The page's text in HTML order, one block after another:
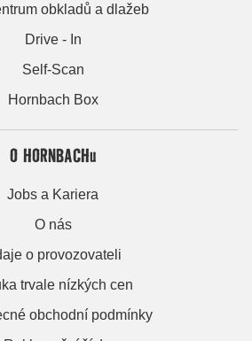
obkladů a dlažeb
Drive - In
Self-Scan
Hornbach Box
O HORNBACHu
Jobs a Kariera
O nás
o provozovateli
trvale nízkých cen
obchodní podmínky